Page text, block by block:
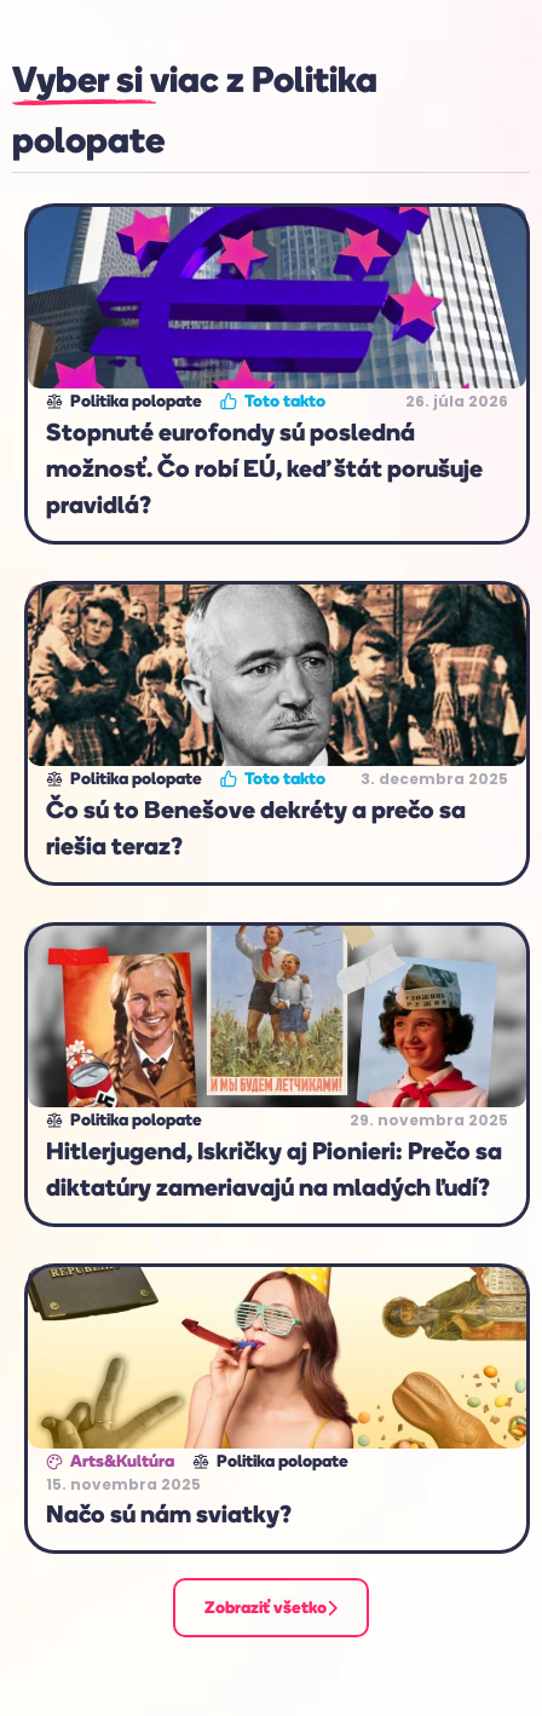
Vyber si viac zPolitika
polopate
Politika polopate Toto takto 26. júla 2026
Stopnuté eurofondy sú posledná
možnosť. Čo robí EÚ, keď štát porušuje
pravidlá?
Politika polopate Toto takto 3. decembra 2025
Čo sú to Benešove dekréty a prečo sa
riešia teraz?
Politika polopate 29. novembra 2025
Hitlerjugend, Iskričky aj Pionieri: Prečo sa
diktatúry zameriavajú na mladých ľudí?
Arts&Kultúra
Politika polopate
15. novembra 2025
Načo sú nám sviatky?
Zobraziť všetko